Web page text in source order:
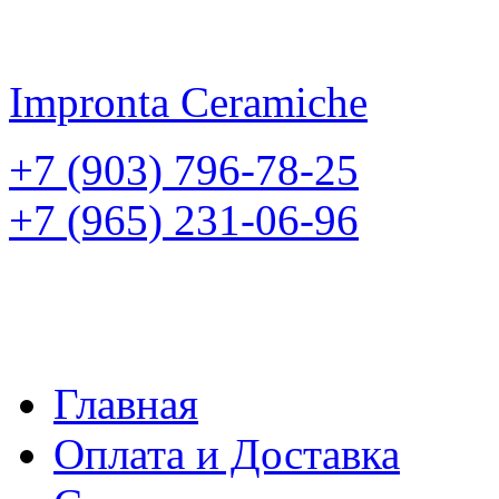
Impronta Ceramiche
+7 (903) 796-78-25
+7 (965) 231-06-96
Главная
Оплата и Доставка